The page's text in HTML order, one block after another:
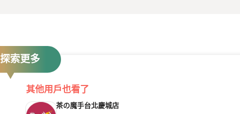
探索更多
其他用戶也看了
茶の魔手台北慶城店